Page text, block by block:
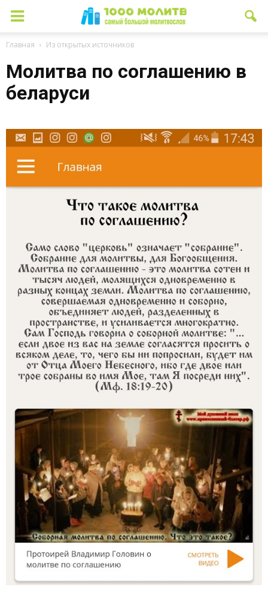
Главная Из открытых источников
Молитва по соглашению в
беларуси